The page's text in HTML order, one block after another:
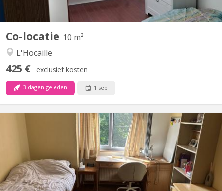
Co-locatie 10 m²
L'Hocaille
425 € exclusief kosten
3 dagen geleden 1 sep
KV 2270
Annonce chambre 1: DEUX chambres (kots) contiguës à louer
dans une maison unifamiliale. Chambre 1 : 11 m² Loyer de 505 €
Charges mensuelles : 95€. • Fenêtre avec moustiquaire •
Orientation sud • Vue sur le jardin et le petit bois • Évier et
armoire de rangement privative (uniquement...